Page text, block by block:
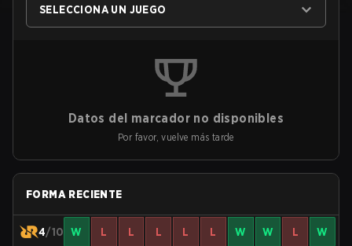
SELECCIONA UN JUEGO
Datos del marcador no disponibles
Por favor, vuelve más tarde
FORMA RECIENTE
4/10 W L L L L L W W L W